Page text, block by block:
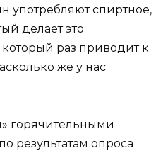
употребляют спиртное,
делает это
раз приводит к
же у нас
горячительными
результатам опроса